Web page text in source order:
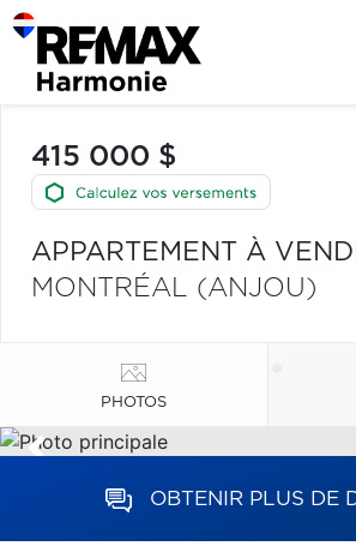
415 000 $
APPARTEMENT À
MONTRÉAL (ANJOU)
PHOTOS
OBTENIR PLUS DE